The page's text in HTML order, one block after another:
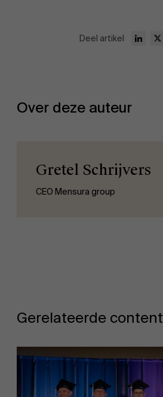
Deel artikel
Over deze auteur
Gretel Schrijvers
CEO Mensura group
Gerelateerde content